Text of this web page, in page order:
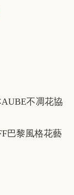
不凋花協
巴黎風格花藝